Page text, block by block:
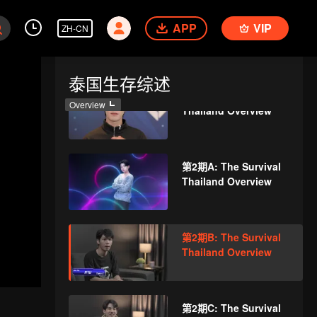
ZH-CN APP VIP
泰国生存综述
Overview
第1期C: The Survival
Thailand Overview
Thailand Overview
第2期A: The Survival
Thailand Overview
第2期B: The Survival
Thailand Overview
第2期C: The Survival